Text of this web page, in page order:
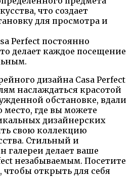
что создает
для просмотра и
Perfect постоянно
делает каждое посещение
дизайна Casa Perfect
наслаждаться красотой
обстановке, вдали
место, где вы можете
дизайнерских
свою коллекцию
Стильный и
галереи делает ваше
незабываемым. Посетите
чтобы открыть для себя